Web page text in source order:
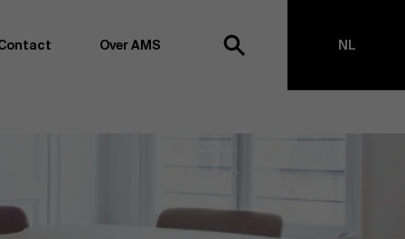
willen wij koploper blijven op het vlak van
we de vinger aan de pols omtrent
management en organisatie. Dit doen we zowel
Over AMS NL